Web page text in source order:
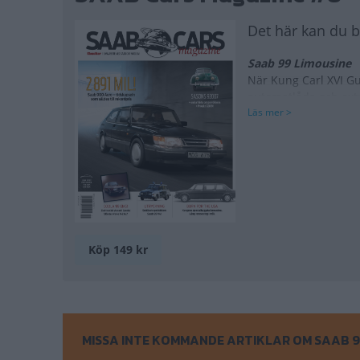
Det här kan du
Saab 99 Limousine
När Kung Carl XVI
och annan
Så gick det till
och samma
Läs mer >
Köp 149 kr
MISSA INTE KOMMANDE ARTIKLAR OM SAAB